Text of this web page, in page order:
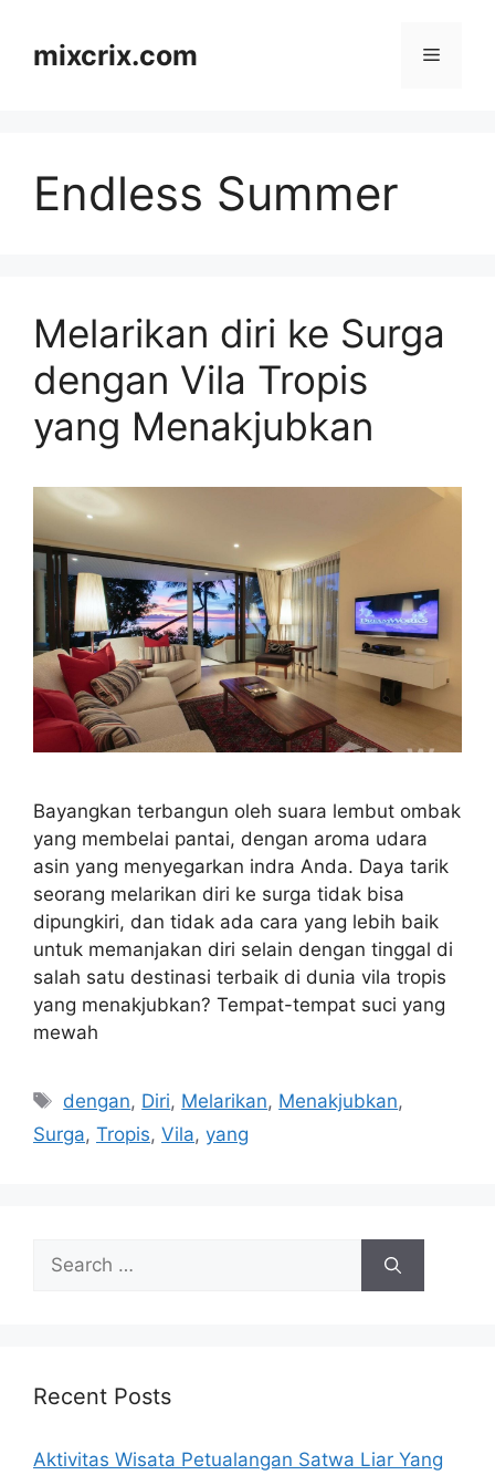
contentmixcrix.com Menu
Endless Summer
Melarikan diri ke Surga
dengan Vila Tropis
yang Menakjubkan
Bayangkan terbangun oleh suara lembut ombak
yang membelai pantai, dengan aroma udara
asin yang menyegarkan indra Anda. Daya tarik
seorang melarikan diri ke surga tidak bisa
dipungkiri, dan tidak ada cara yang lebih baik
untuk memanjakan diri selain dengan tinggal di
salah satu destinasi terbaik di dunia vila tropis
yang menakjubkan? Tempat-tempat suci yang
mewah
Tags
dengan, Diri, Melarikan, Menakjubkan,
Surga, Tropis, Vila, yang
Search
for:
Recent Posts
Aktivitas Wisata Petualangan Satwa Liar Yang